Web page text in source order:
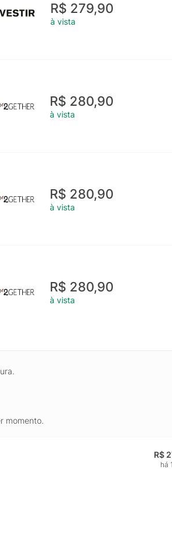
R$ 279,90
à vista
R$ 280,90
à vista
R$ 280,90
à vista
R$ 280,90
à vista
momento.
R$
há